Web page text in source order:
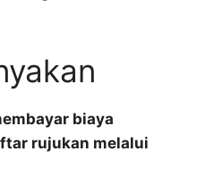
biaya
rujukan melalui